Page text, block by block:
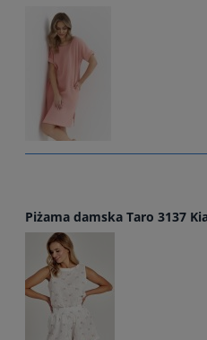
Piżama damska Taro 3137